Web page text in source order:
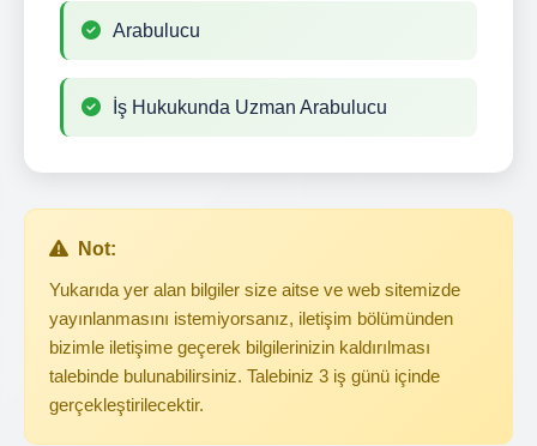
Arabulucu
İş Hukukunda Uzman Arabulucu
Not:
Yukarıda yer alan bilgiler size aitse ve web sitemizde
yayınlanmasını istemiyorsanız, iletişim bölümünden
bizimle iletişime geçerek bilgilerinizin kaldırılması
talebinde bulunabilirsiniz. Talebiniz 3 iş günü içinde
gerçekleştirilecektir.